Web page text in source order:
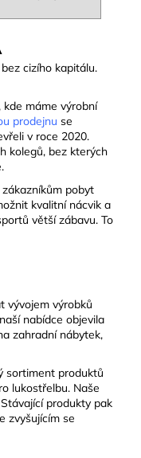
cizího kapitálu.
kde máme výrobní
prodejnu se
v roce 2020.
kolegů, bez kterých
pobyt
kvalitní nácvik a
větší zábavu. To
vývojem výrobků
nabídce objevila
zahradní nábytek,
sortiment produktů
lukostřelbu. Naše
produkty pak
zvyšujícím se